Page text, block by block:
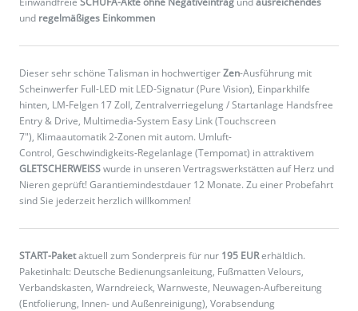
und regelmäßiges Einkommen
Dieser sehr schöne Talisman in hochwertigerZen-Ausführung mit
Scheinwerfer Full-LED mit LED-Signatur (Pure Vision), Einparkhilfe
hinten, LM-Felgen 17 Zoll, Zentralverriegelung / Startanlage Handsfree
Entry & Drive, Multimedia-System Easy Link (Touchscreen
7"), Klimaautomatik 2-Zonen mit autom. Umluft-
Control, Geschwindigkeits-Regelanlage (Tempomat) in attraktivem
GLETSCHERWEISSwurde in unseren Vertragswerkstätten auf Herz und
Nieren geprüft! Garantiemindestdauer 12 Monate. Zu einer Probefahrt
sind Sie jederzeit herzlich willkommen!
START-Paketaktuell zum Sonderpreis für nur 195 EURerhältlich.
Paketinhalt: Deutsche Bedienungsanleitung, Fußmatten Velours,
Verbandskasten, Warndreieck, Warnweste, Neuwagen-Aufbereitung
(Entfolierung, Innen- und Außenreinigung), Vorabsendung